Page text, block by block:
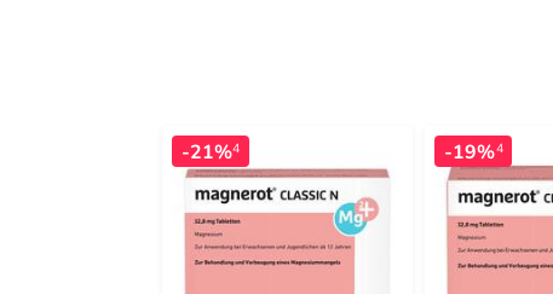
-21%4 -19%4